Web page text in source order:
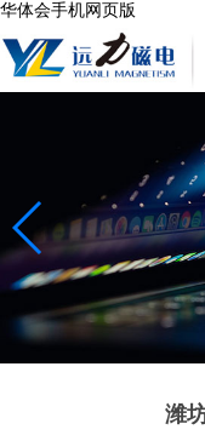
华体会手机网页版
潍